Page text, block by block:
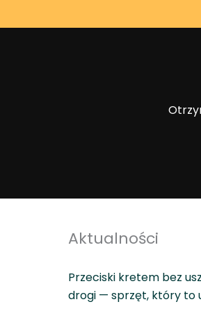
Aktualności
Przeciski kretem bez
drogi — sprzęt, który to